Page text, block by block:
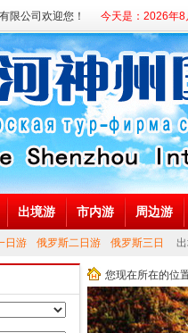
限公司欢迎您！ 今天是：2026年8
出境游 市内游 周边游
日游 俄罗斯二日游 俄罗斯三日
黑河二日经典游 鄂伦春
鄂伦春民族风俗风情深度游
您现在所在的位